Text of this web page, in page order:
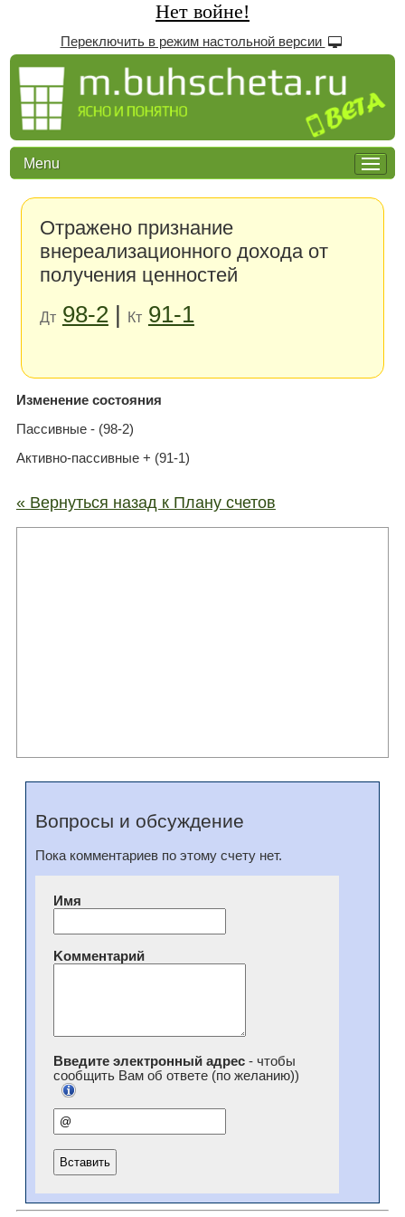
Нет войне!
Переключить в режим настольной версии
Menu
Отражено признание
внереализационного дохода от
получения ценностей
Дт 98-2| Кт 91-1
Изменение состояния
Пассивные - (98-2)
Активно-пассивные + (91-1)
« Вернуться назад к Плану счетов
Вопросы и обсуждение
Пока комментариев по этому счету нет.
Имя
Kомментарий
Введите электронный адрес- чтобы
сообщить Вам об ответе (по желанию))